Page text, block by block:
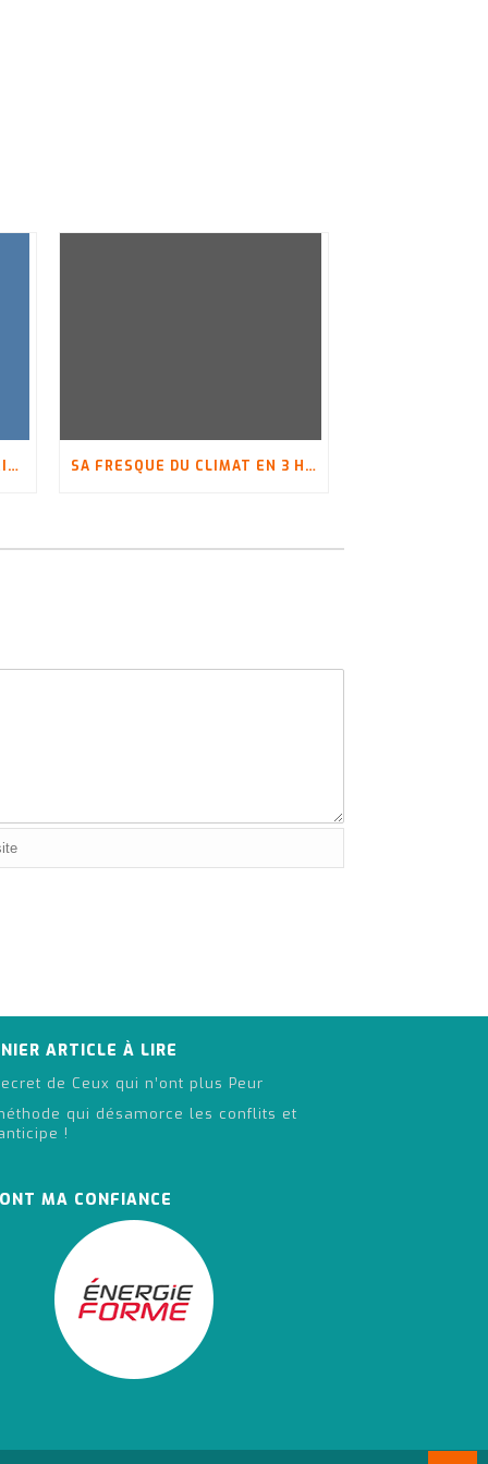
LA CARTE N’EST PAS LE TERRITOIRE SA FRESQUE DU CLIMAT EN 3 HEURES : « C’EST PAS FINI, OUI ?! »
ARTICLE À LIRE
de Ceux qui n’ont plus Peur
qui désamorce les conflits et
!
MA CONFIANCE